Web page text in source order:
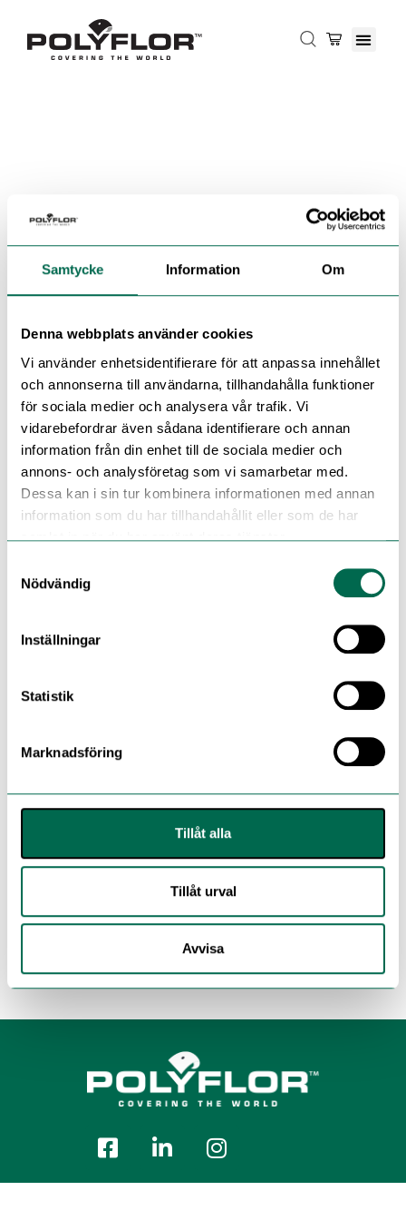
Samtycke Information Om
Denna webbplats använder cookies
Vi använder enhetsidentifierare för att anpassa innehållet
och annonserna till användarna, tillhandahålla funktioner
för sociala medier och analysera vår trafik. Vi
vidarebefordrar även sådana identifierare och annan
information från din enhet till de sociala medier och
annons- och analysföretag som vi samarbetar med.
Dessa kan i sin tur kombinera informationen med annan
information som du har tillhandahållit eller som de har
samlat in när du har använt deras tjänster.
Nödvändig
Inställningar
Statistik
Marknadsföring
Tillåt alla
Tillåt urval
Avvisa